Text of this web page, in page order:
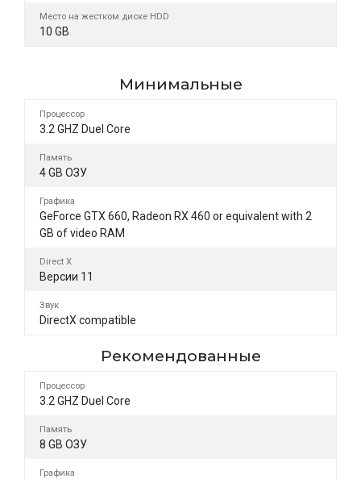
Место на жестком диске HDD
10 GB
Минимальные
Процессор
3.2 GHZ Duel Core
Память
4 GB ОЗУ
Графика
GeForce GTX 660, Radeon RX 460 or equivalent with 2
GB of video RAM
Direct X
Версии 11
Звук
DirectX compatible
Рекомендованные
Процессор
3.2 GHZ Duel Core
Память
8 GB ОЗУ
Графика